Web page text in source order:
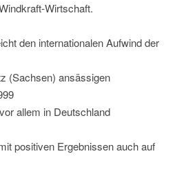
Wirtschaft.
den internationalen Aufwind der
(Sachsen) ansässigen
allem in Deutschland
positiven Ergebnissen auch auf